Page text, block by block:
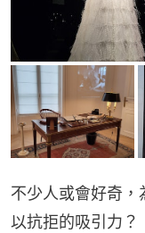
不少人或會好奇
以抗拒的吸引力？